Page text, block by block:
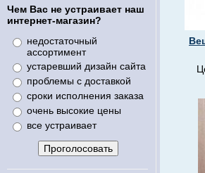
Чем Вас не устраивает наш
интернет-магазин?
недостаточный
ассортимент
устаревший дизайн сайта
проблемы с доставкой
сроки исполнения заказа
очень высокие цены
все устраивает